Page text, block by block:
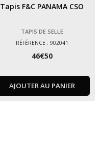
Tapis F&C PANAMA CSO
TAPIS DE SELLE
RÉFÉRENCE : 902041
46€50
AJOUTER AU PANIER